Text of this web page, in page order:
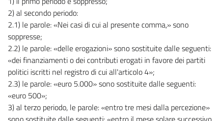
2) al secondo periodo:
2.1) le parole: «Nei casi di cui al presente comma,» sono
soppresse;
2.2) le parole: «delle erogazioni» sono sostituite dalle seguenti:
«dei finanziamenti o dei contributi erogati in favore dei partiti
politici iscritti nel registro di cui all'articolo 4»;
2.3) le parole: «euro 5.000» sono sostituite dalle seguenti:
«euro 500»;
3) al terzo periodo, le parole: «entro tre mesi dalla percezione»